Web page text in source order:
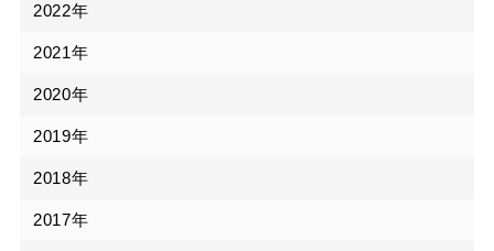
2022年
2021年
2020年
2019年
2018年
2017年